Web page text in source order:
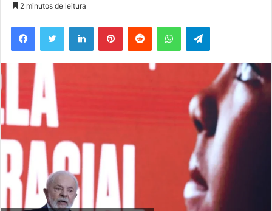
mail
2 minutos de leitura
FacebookTwitter LinkedinPinterestReddit WhatsAppTelegram